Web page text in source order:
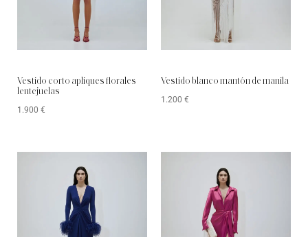
Vestido corto apliques florales
lentejuelas
1.900 €
Vestido blanco mantón de manila
1.200 €